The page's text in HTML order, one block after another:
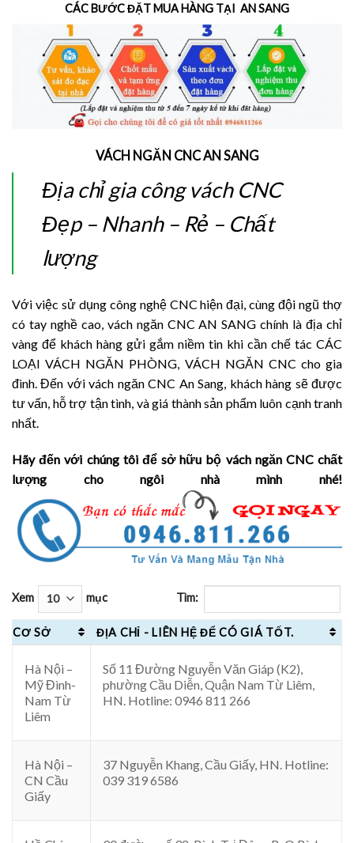
CÁC BƯỚC ĐẶT MUA HÀNG TẠI AN SANG
VÁCH NGĂN CNC AN SANG
Địa chỉ gia công vách CNC
Đẹp – Nhanh – Rẻ – Chất
lượng
Với việc sử dụng công nghệ CNC hiện đại, cùng đội ngũ thợ
có tay nghề cao, vách ngăn CNC AN SANG chính là địa chỉ
vàng để khách hàng gửi gắm niềm tin khi cần chế tác CÁC
LOẠI VÁCH NGĂN PHÒNG, VÁCH NGĂN CNC cho gia
đình. Đến với vách ngăn CNC An Sang, khách hàng sẽ được
tư vấn, hỗ trợ tận tình, và giá thành sản phẩm luôn cạnh tranh
nhất.
Hãy đến với chúng tôi để sở hữu bộ vách ngăn CNC chất
lượng cho ngôi nhà mình nhé!
Xem mục Tìm:
CƠ SỞ ĐỊA CHỈ - LIÊN HỆ ĐỂ CÓ GIÁ TỐT.
Hà Nội –
Mỹ Đình-
Nam Từ
Liêm
Số 11 Đường Nguyễn Văn Giáp (K2),
phường Cầu Diễn, Quận Nam Từ Liêm,
HN. Hotline: 0946 811 266
Hà Nội –
CN Cầu
Giấy
37 Nguyễn Khang, Cầu Giấy, HN. Hotline:
039 319 6586